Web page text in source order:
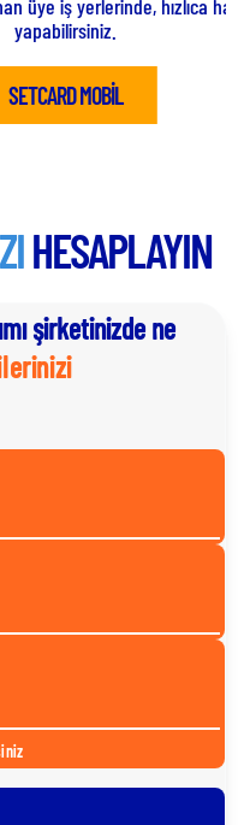
hızlıca harcama
HESAPLAYIN
şirketinizde ne